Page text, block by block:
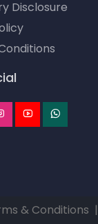
Disclosure
& Conditions |